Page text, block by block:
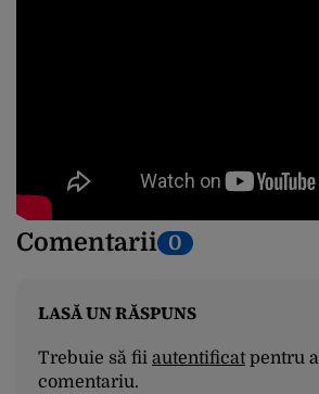
Comentarii 0
LASĂ UN RĂSPUNS
Trebuie să fii autentificatpentru
comentariu.